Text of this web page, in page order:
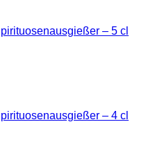
– 5 cl
– 4 cl